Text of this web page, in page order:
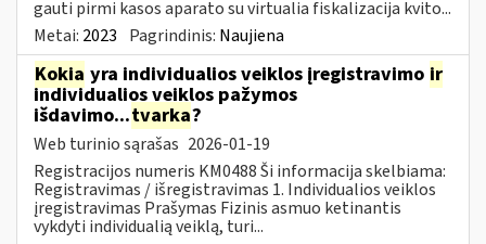
gauti pirmi kasos aparato su virtualia fiskalizacija kvito...
Metai: 2023 Pagrindinis: Naujiena
Kokia yra individualios veiklos įregistravimo ir
individualios veiklos pažymos
išdavimo...tvarka?
Web turinio sąrašas 2026-01-19
Registracijos numeris KM0488 Ši informacija skelbiama:
Registravimas / išregistravimas 1. Individualios veiklos
įregistravimas Prašymas Fizinis asmuo ketinantis
vykdyti individualią veiklą, turi...